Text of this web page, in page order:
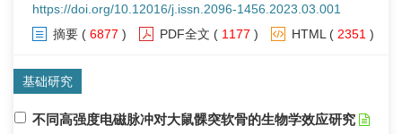
https://doi.org/10.12016/j.issn.2096-1456.2023.03.001
摘要 ( 6877 ) PDF全文 ( 1177 ) HTML ( 2351 )
基础研究
不同高强度电磁脉冲对大鼠髁突软骨的生物学效应研究